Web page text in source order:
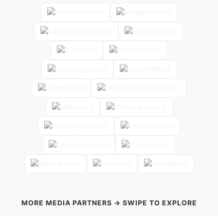
MORE MEDIA PARTNERS → SWIPE TO EXPLORE